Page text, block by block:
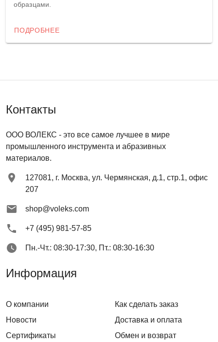
образцами.
ПОДРОБНЕЕ
Контакты
ООО ВОЛЕКС - это все самое лучшее в мире
промышленного инструмента и абразивных
материалов.
127081, г. Москва, ул. Чермянская, д.1, стр.1, офис
207
shop@voleks.com
+7 (495) 981-57-85
Пн.-Чт.: 08:30-17:30, Пт.: 08:30-16:30
Информация
О компании
Новости
Сертификаты
Как сделать заказ
Доставка и оплата
Обмен и возврат